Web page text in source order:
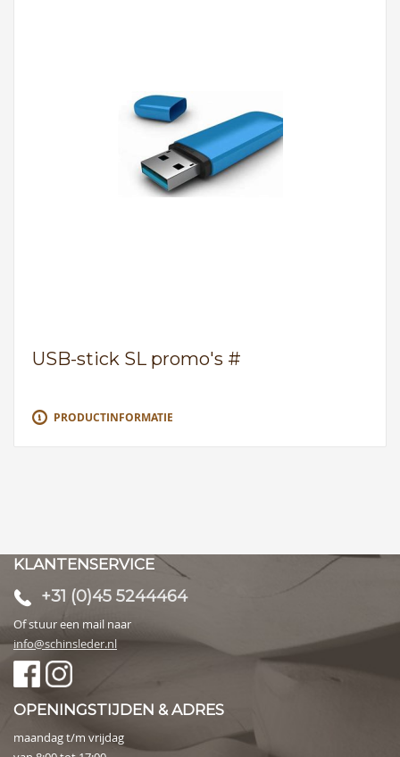
USB-stick SL promo's #
PRODUCTINFORMATIE
KLANTENSERVICE
+31 (0)45 5244464
Of stuur een mail naar
info@schinsleder.nl
OPENINGSTIJDEN & ADRES
maandag t/m vrijdag